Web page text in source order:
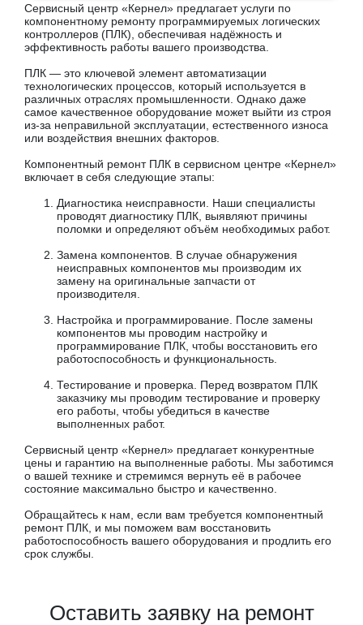
Сервисный центр «Кернел» предлагает услуги по
компонентному ремонту программируемых логических
контроллеров (ПЛК), обеспечивая надёжность и
эффективность работы вашего производства.
ПЛК — это ключевой элемент автоматизации
технологических процессов, который используется в
различных отраслях промышленности. Однако даже
самое качественное оборудование может выйти из строя
из-за неправильной эксплуатации, естественного износа
или воздействия внешних факторов.
Компонентный ремонт ПЛК в сервисном центре «Кернел»
включает в себя следующие этапы:
Диагностика неисправности. Наши специалисты
проводят диагностику ПЛК, выявляют причины
поломки и определяют объём необходимых работ.
Замена компонентов. В случае обнаружения
неисправных компонентов мы производим их
замену на оригинальные запчасти от
производителя.
Настройка и программирование. После замены
компонентов мы проводим настройку и
программирование ПЛК, чтобы восстановить его
работоспособность и функциональность.
Тестирование и проверка. Перед возвратом ПЛК
заказчику мы проводим тестирование и проверку
его работы, чтобы убедиться в качестве
выполненных работ.
Сервисный центр «Кернел» предлагает конкурентные
цены и гарантию на выполненные работы. Мы заботимся
о вашей технике и стремимся вернуть её в рабочее
состояние максимально быстро и качественно.
Обращайтесь к нам, если вам требуется компонентный
ремонт ПЛК, и мы поможем вам восстановить
работоспособность вашего оборудования и продлить его
срок службы.
Оставить заявку на ремонт